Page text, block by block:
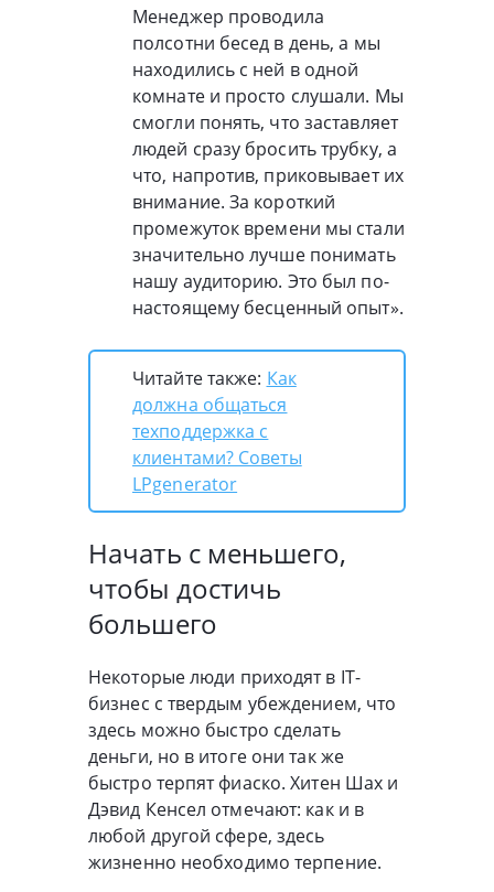
Менеджер проводила
полсотни бесед в день, а мы
находились с ней в одной
комнате и просто слушали. Мы
смогли понять, что заставляет
людей сразу бросить трубку, а
что, напротив, приковывает их
внимание. За короткий
промежуток времени мы стали
значительно лучше понимать
нашу аудиторию. Это был по-
настоящему бесценный опыт».
Читайте также: Как
должна общаться
техподдержка с
клиентами? Советы
LPgenerator
Начать с меньшего,
чтобы достичь
большего
Некоторые люди приходят в IT-
бизнес с твердым убеждением, что
здесь можно быстро сделать
деньги, но в итоге они так же
быстро терпят фиаско. Хитен Шах и
Дэвид Кенсел отмечают: как и в
любой другой сфере, здесь
жизненно необходимо терпение.